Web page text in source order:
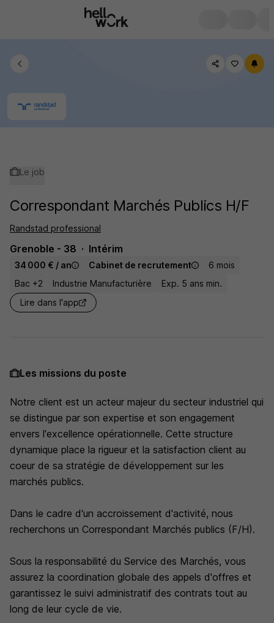
Le job
Correspondant Marchés Publics H/F
Randstad professional
Grenoble - 38 Intérim
34 000 € / an Cabinet de recrutement
6 mois
Bac +2
Industrie Manufacturière
Exp. 5 ans min.
Lire dans l'app
Les missions du poste
Notre client est un acteur majeur du secteur industriel qui
se distingue par son expertise et son engagement
envers l'excellence opérationnelle. Cette structure
dynamique place la rigueur et la satisfaction client au
coeur de sa stratégie de développement sur les
marchés publics.
Dans le cadre d'un accroissement d'activité, nous
recherchons un Correspondant Marchés publics (F/H).
Sous la responsabilité du Service des Marchés, vous
assurez la coordination globale des appels d'offres et
garantissez le suivi administratif des contrats tout au
long de leur cycle de vie.